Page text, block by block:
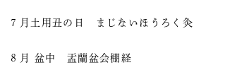
７月土用丑の日 まじないほうろく灸
８月 盆中 盂蘭盆会棚経